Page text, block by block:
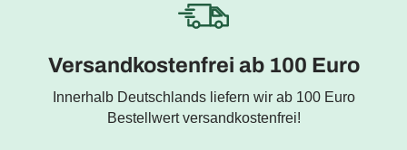
Versandkostenfrei ab 100 Euro
Innerhalb Deutschlands liefern wir ab 100 Euro
Bestellwert versandkostenfrei!